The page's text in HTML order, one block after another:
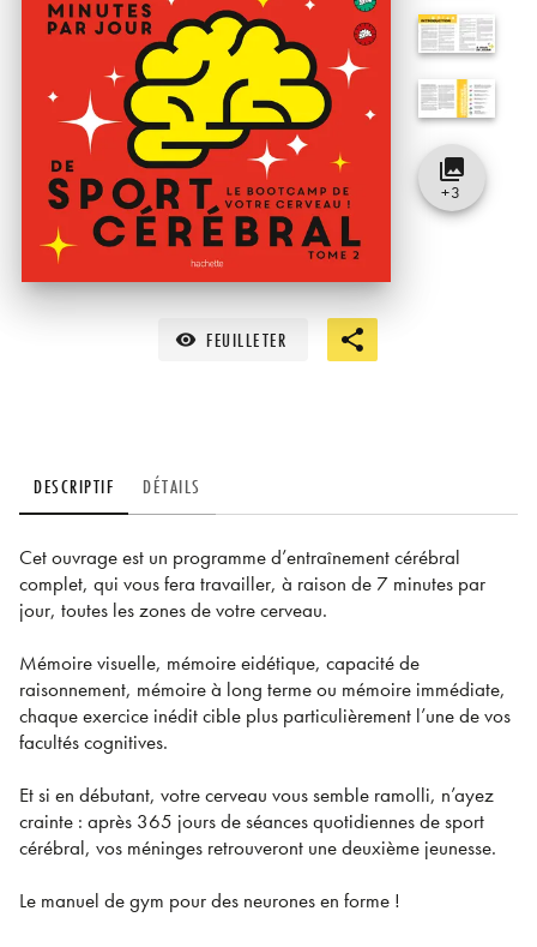
visibility FEUILLETER
collections
+3
DESCRIPTIF DÉTAILS
Cet ouvrage est un programme d’entraînement cérébral
complet, qui vous fera travailler, à raison de 7 minutes par
jour, toutes les zones de votre cerveau.
Mémoire visuelle, mémoire eidétique, capacité de
raisonnement, mémoire à long terme ou mémoire immédiate,
chaque exercice inédit cible plus particulièrement l’une de vos
facultés cognitives.
Et si en débutant, votre cerveau vous semble ramolli, n’ayez
crainte : après 365 jours de séances quotidiennes de sport
cérébral, vos méninges retrouveront une deuxième jeunesse.
Le manuel de gym pour des neurones en forme !